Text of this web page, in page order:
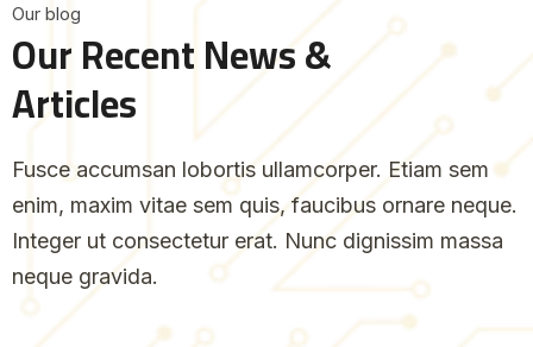
Our blog
OurRecentNews&
Articles
Fusce accumsan lobortis ullamcorper. Etiam sem
enim, maxim vitae sem quis, faucibus ornare neque.
Integer ut consectetur erat. Nunc dignissim massa
neque gravida.